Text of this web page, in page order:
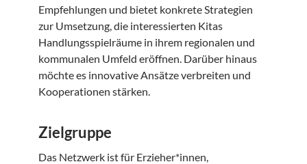
Empfehlungen und bietet konkrete Strategien
zur Umsetzung, die interessierten Kitas
Handlungsspielräume in ihrem regionalen und
kommunalen Umfeld eröffnen. Darüber hinaus
möchte es innovative Ansätze verbreiten und
Kooperationen stärken.
Zielgruppe
Das Netzwerk ist für Erzieher*innen,